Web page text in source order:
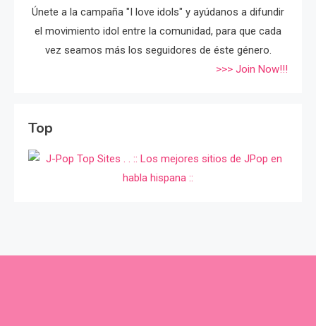
Únete a la campaña "I love idols" y ayúdanos a difundir
el movimiento idol entre la comunidad, para que cada
vez seamos más los seguidores de éste género.
>>> Join Now!!!
Top